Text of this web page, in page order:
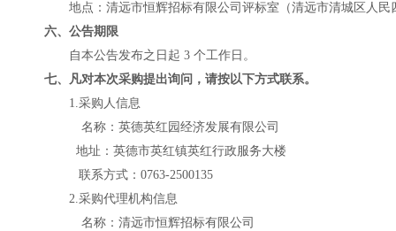
地点： 清远市恒辉招标有限公司 评标室（清远市清城区人民
六、公告期限
自本公告发布之日起 3 个工作日。
七、凡对本次采购提出询问，请按以下方式联系。
1.采购人信息
名称： 英德英红园经济发展有限公司
地址： 英德市英红镇英红行政服务大楼
联系方式： 0763-2500135
2.采购代理机构信息
名称： 清远市恒辉招标有限公司